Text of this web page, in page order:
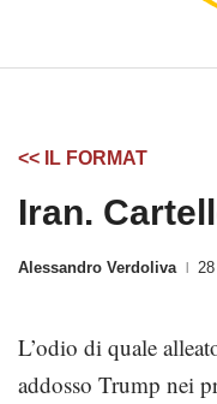
<< IL FORMAT
Iran.
Alessandro Verdoliva
L’odio di quale
addosso Trump nei